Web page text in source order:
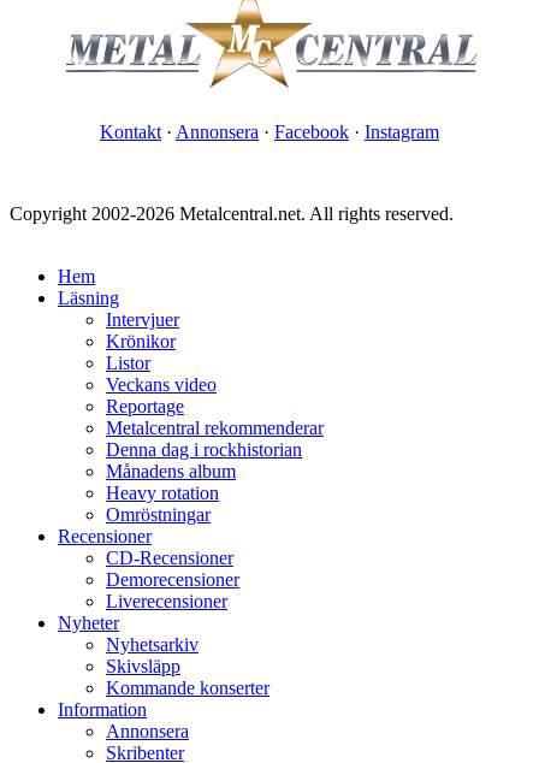
Kontakt · Annonsera · Facebook · Instagram
Copyright 2002-2026 Metalcentral.net. All rights reserved.
Hem
Läsning
Intervjuer
Krönikor
Listor
Veckans video
Reportage
Metalcentral rekommenderar
Denna dag i rockhistorian
Månadens album
Heavy rotation
Omröstningar
Recensioner
CD-Recensioner
Demorecensioner
Liverecensioner
Nyheter
Nyhetsarkiv
Skivsläpp
Kommande konserter
Information
Annonsera
Skribenter